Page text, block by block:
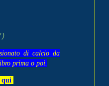
di calcio da
prima o poi.
qui